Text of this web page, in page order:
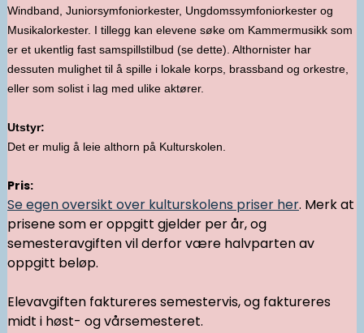
Windband, Juniorsymfoniorkester, Ungdomssymfoniorkester og
Musikalorkester. I tillegg kan elevene søke om Kammermusikk som
er et ukentlig fast samspillstilbud (se dette). Althornister har
dessuten mulighet til å spille i lokale korps, brassband og orkestre,
eller som solist i lag med ulike aktører.
Utstyr:
Det er mulig å leie althorn på Kulturskolen.
Pris:
Se egen oversikt over kulturskolens priser her. Merk at
prisene som er oppgitt gjelder per år, og
semesteravgiften vil derfor være halvparten av
oppgitt beløp.
Elevavgiften faktureres semestervis, og faktureres
midt i høst- og vårsemesteret.